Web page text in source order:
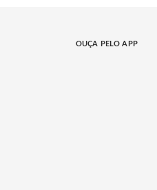
OUÇA PELO APP